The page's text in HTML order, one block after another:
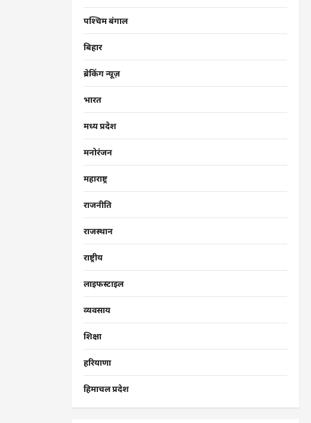
पश्चिम बंगाल
बिहार
ब्रेकिंग न्यूज़
भारत
मध्य प्रदेश
मनोरंजन
महाराष्ट्र
राजनीति
राजस्थान
राष्ट्रीय
लाइफस्टाइल
व्यवसाय
शिक्षा
हरियाणा
हिमाचल प्रदेश